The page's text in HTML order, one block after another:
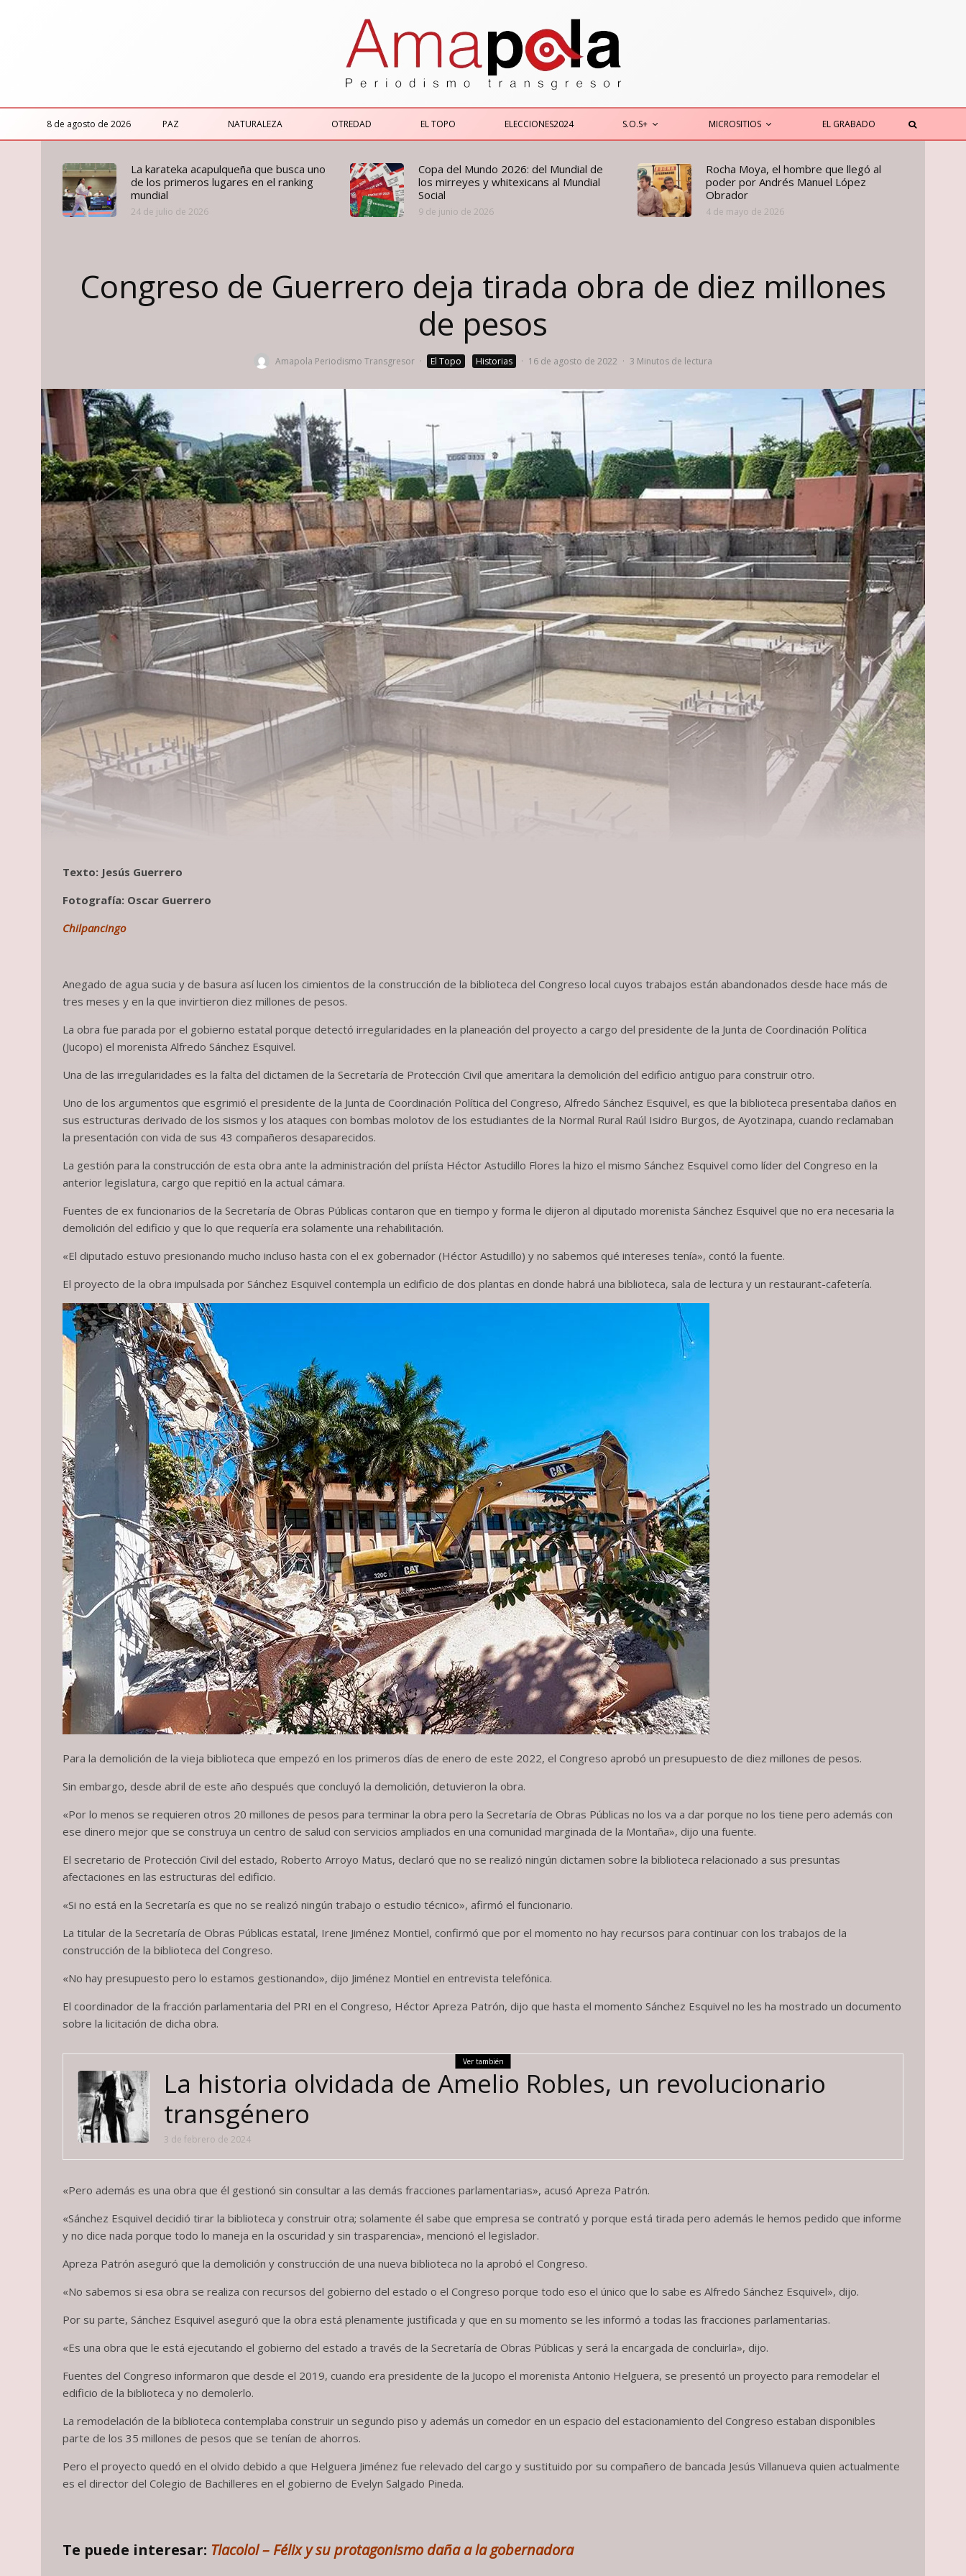
8 de agosto de 2026 PAZ NATURALEZA OTREDAD EL TOPO ELECCIONES2024 S.O.S+ MICROSITIOS EL GRABADO
La karateka acapulqueña que busca uno
de los primeros lugares en el ranking
mundial
24 de julio de 2026
Copa del Mundo 2026: del Mundial de
los mirreyes y whitexicans al Mundial
Social
9 de junio de 2026
Rocha Moya, el hombre que llegó al
poder por Andrés Manuel López
Obrador
4 de mayo de 2026
Congreso de Guerrero deja tirada obra de diez millones
de pesos
Amapola Periodismo Transgresor · El Topo Historias · 16 de agosto de 2022 · 3 Minutos de lectura
Texto: Jesús Guerrero
Fotografía: Oscar Guerrero
Chilpancingo
Anegado de agua sucia y de basura así lucen los cimientos de la construcción de la biblioteca del Congreso local cuyos trabajos están abandonados desde hace más de
tres meses y en la que invirtieron diez millones de pesos.
La obra fue parada por el gobierno estatal porque detectó irregularidades en la planeación del proyecto a cargo del presidente de la Junta de Coordinación Política
(Jucopo) el morenista Alfredo Sánchez Esquivel.
Una de las irregularidades es la falta del dictamen de la Secretaría de Protección Civil que ameritara la demolición del edificio antiguo para construir otro.
Uno de los argumentos que esgrimió el presidente de la Junta de Coordinación Política del Congreso, Alfredo Sánchez Esquivel, es que la biblioteca presentaba daños en
sus estructuras derivado de los sismos y los ataques con bombas molotov de los estudiantes de la Normal Rural Raúl Isidro Burgos, de Ayotzinapa, cuando reclamaban
la presentación con vida de sus 43 compañeros desaparecidos.
La gestión para la construcción de esta obra ante la administración del priísta Héctor Astudillo Flores la hizo el mismo Sánchez Esquivel como líder del Congreso en la
anterior legislatura, cargo que repitió en la actual cámara.
Fuentes de ex funcionarios de la Secretaría de Obras Públicas contaron que en tiempo y forma le dijeron al diputado morenista Sánchez Esquivel que no era necesaria la
demolición del edificio y que lo que requería era solamente una rehabilitación.
«El diputado estuvo presionando mucho incluso hasta con el ex gobernador (Héctor Astudillo) y no sabemos qué intereses tenía», contó la fuente.
El proyecto de la obra impulsada por Sánchez Esquivel contempla un edificio de dos plantas en donde habrá una biblioteca, sala de lectura y un restaurant-cafetería.
Para la demolición de la vieja biblioteca que empezó en los primeros días de enero de este 2022, el Congreso aprobó un presupuesto de diez millones de pesos.
Sin embargo, desde abril de este año después que concluyó la demolición, detuvieron la obra.
«Por lo menos se requieren otros 20 millones de pesos para terminar la obra pero la Secretaría de Obras Públicas no los va a dar porque no los tiene pero además con
ese dinero mejor que se construya un centro de salud con servicios ampliados en una comunidad marginada de la Montaña», dijo una fuente.
El secretario de Protección Civil del estado, Roberto Arroyo Matus, declaró que no se realizó ningún dictamen sobre la biblioteca relacionado a sus presuntas
afectaciones en las estructuras del edificio.
«Si no está en la Secretaría es que no se realizó ningún trabajo o estudio técnico», afirmó el funcionario.
La titular de la Secretaría de Obras Públicas estatal, Irene Jiménez Montiel, confirmó que por el momento no hay recursos para continuar con los trabajos de la
construcción de la biblioteca del Congreso.
«No hay presupuesto pero lo estamos gestionando», dijo Jiménez Montiel en entrevista telefónica.
El coordinador de la fracción parlamentaria del PRI en el Congreso, Héctor Apreza Patrón, dijo que hasta el momento Sánchez Esquivel no les ha mostrado un documento
sobre la licitación de dicha obra.
Ver también
La historia olvidada de Amelio Robles, un revolucionario
transgénero
3 de febrero de 2024
«Pero además es una obra que él gestionó sin consultar a las demás fracciones parlamentarias», acusó Apreza Patrón.
«Sánchez Esquivel decidió tirar la biblioteca y construir otra; solamente él sabe que empresa se contrató y porque está tirada pero además le hemos pedido que informe
y no dice nada porque todo lo maneja en la oscuridad y sin trasparencia», mencionó el legislador.
Apreza Patrón aseguró que la demolición y construcción de una nueva biblioteca no la aprobó el Congreso.
«No sabemos si esa obra se realiza con recursos del gobierno del estado o el Congreso porque todo eso el único que lo sabe es Alfredo Sánchez Esquivel», dijo.
Por su parte, Sánchez Esquivel aseguró que la obra está plenamente justificada y que en su momento se les informó a todas las fracciones parlamentarias.
«Es una obra que le está ejecutando el gobierno del estado a través de la Secretaría de Obras Públicas y será la encargada de concluirla», dijo.
Fuentes del Congreso informaron que desde el 2019, cuando era presidente de la Jucopo el morenista Antonio Helguera, se presentó un proyecto para remodelar el
edificio de la biblioteca y no demolerlo.
La remodelación de la biblioteca contemplaba construir un segundo piso y además un comedor en un espacio del estacionamiento del Congreso estaban disponibles
parte de los 35 millones de pesos que se tenían de ahorros.
Pero el proyecto quedó en el olvido debido a que Helguera Jiménez fue relevado del cargo y sustituido por su compañero de bancada Jesús Villanueva quien actualmente
es el director del Colegio de Bachilleres en el gobierno de Evelyn Salgado Pineda.
Te puede interesar: Tlacolol – Félix y su protagonismo daña a la gobernadora